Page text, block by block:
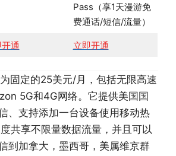
Pass（享1天漫游免
费通话/短信/流量）
通 立即开通
固定的25美元/月，包括无限高速
5G和4G网络。它提供美国国
、支持添加一台设备使用移动热
共享不限量数据流量，并且可以
到加拿大，墨西哥，美属维京群